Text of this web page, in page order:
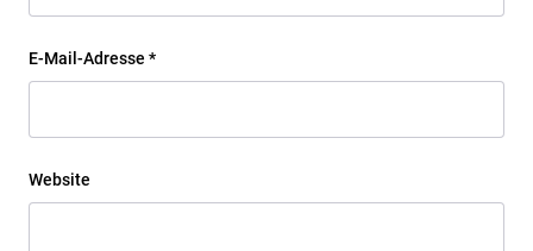
E-Mail-Adresse *
Website